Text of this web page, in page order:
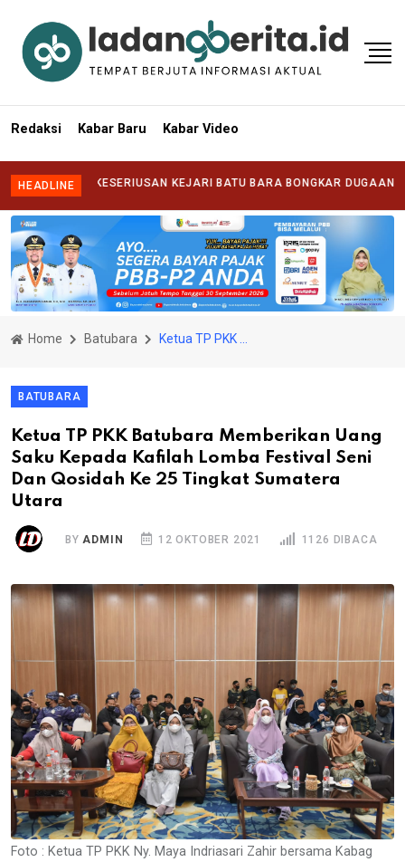
Redaksi Kabar Baru Kabar Video
HEADLINEKESERIUSAN KEJARI BATU BARA BONGKAR DUGAAN
Home Batubara
BATUBARA
Ketua TP PKK Batubara Memberikan Uang
Saku Kepada Kafilah Lomba Festival Seni
Dan Qosidah Ke 25 Tingkat Sumatera
Utara
BY ADMIN 12 OKTOBER 2021 1126 DIBACA
Foto : Ketua TP PKK Ny. Maya Indriasari Zahir bersama Kabag